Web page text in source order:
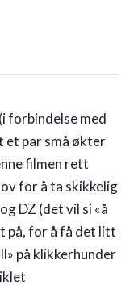
forbindelse med
et par små økter
filmen rett
for å ta skikkelig
DZ (det vil si «å
på, for å få det litt
på klikkerhunder